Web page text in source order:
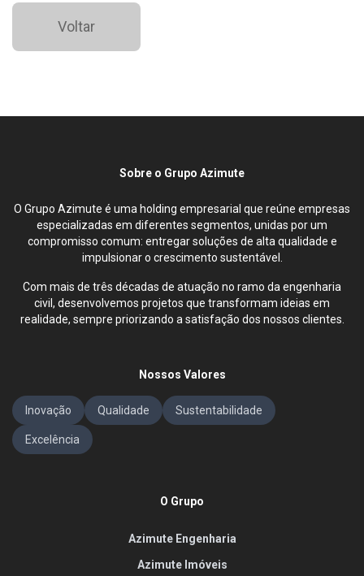
Voltar
Sobre o Grupo Azimute
O Grupo Azimute é uma holding empresarial que reúne empresas
especializadas em diferentes segmentos, unidas por um
compromisso comum: entregar soluções de alta qualidade e
impulsionar o crescimento sustentável.
Com mais de três décadas de atuação no ramo da engenharia
civil, desenvolvemos projetos que transformam ideias em
realidade, sempre priorizando a satisfação dos nossos clientes.
Nossos Valores
Inovação Qualidade Sustentabilidade
Excelência
O Grupo
Azimute Engenharia
Azimute Imóveis